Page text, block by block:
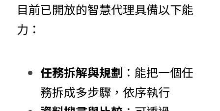
目前已開放的智慧代理具備以下能
力：
任務拆解與規劃 ：能把一個任
務拆成多步驟，依序執行